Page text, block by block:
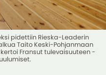
pidettiin Rieska-Leaderin
Taito Keski-Pohjanmaan
Fransut tulevaisuuteen -